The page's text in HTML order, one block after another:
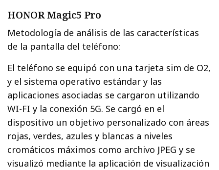
HONOR Magic5 Pro
Metodología de análisis de las características
de la pantalla del teléfono:
El teléfono se equipó con una tarjeta sim de O2,
y el sistema operativo estándar y las
aplicaciones asociadas se cargaron utilizando
WI-FI y la conexión 5G. Se cargó en el
dispositivo un objetivo personalizado con áreas
rojas, verdes, azules y blancas a niveles
cromáticos máximos como archivo JPEG y se
visualizó mediante la aplicación de visualización